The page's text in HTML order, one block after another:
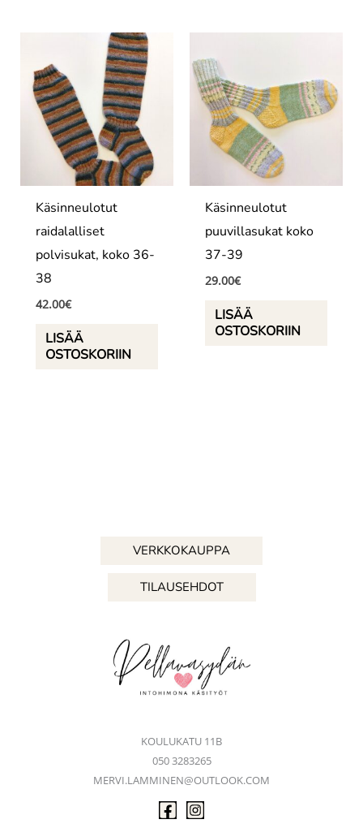
Käsinneulotut
raidalalliset
polvisukat, koko 36-
38
42.00€
LISÄÄ
OSTOSKORIIN
Käsinneulotut
puuvillasukat koko
37-39
29.00€
LISÄÄ
OSTOSKORIIN
VERKKOKAUPPA
TILAUSEHDOT
KOULUKATU 11B
050 3283265
MERVI.LAMMINEN@OUTLOOK.COM